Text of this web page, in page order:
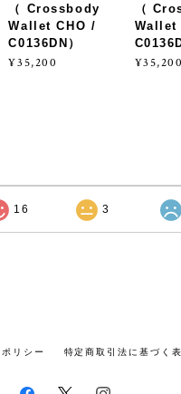
（ Crossbody
Wallet CHO /
C0136DN）
¥35,200
（
Wallet
¥35,200
16 3
リシー 特定商取引法に基づく